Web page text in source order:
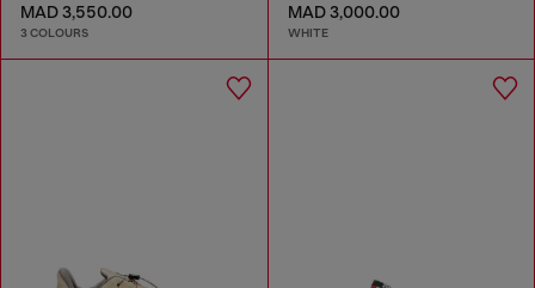
MAD 3,550.00
3 COLOURS
MAD 3,000.00
WHITE